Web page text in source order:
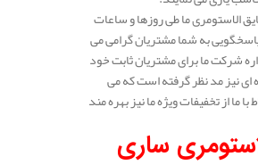
الاستومری ما طی روزها و ساعات
به شما مشتریان گرامی می
شرکت ما برای مشتریان ثابت خود
ای نیز مد نظر گرفته است که می
با ما از تخفیفات ویژه ما نیز بهره مند
ساری